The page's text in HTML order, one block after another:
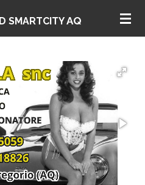
SMARTCITYAQ